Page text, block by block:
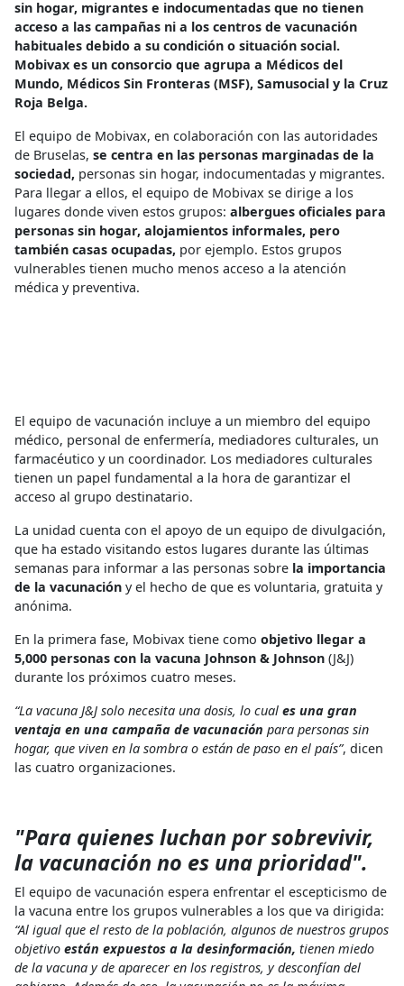
sin hogar, migrantes e indocumentadas que no tienen
acceso a las campañas ni a los centros de vacunación
habituales debido a su condición o situación social.
Mobivax es un consorcio que agrupa a Médicos del
Mundo, Médicos Sin Fronteras (MSF), Samusocial y la Cruz
Roja Belga.
El equipo de Mobivax, en colaboración con las autoridades
de Bruselas, se centra en las personas marginadas de la
sociedad, personas sin hogar, indocumentadas y migrantes.
Para llegar a ellos, el equipo de Mobivax se dirige a los
lugares donde viven estos grupos: albergues oficiales para
personas sin hogar, alojamientos informales, pero
también casas ocupadas, por ejemplo. Estos grupos
vulnerables tienen mucho menos acceso a la atención
médica y preventiva.
El equipo de vacunación incluye a un miembro del equipo
médico, personal de enfermería, mediadores culturales, un
farmacéutico y un coordinador. Los mediadores culturales
tienen un papel fundamental a la hora de garantizar el
acceso al grupo destinatario.
La unidad cuenta con el apoyo de un equipo de divulgación,
que ha estado visitando estos lugares durante las últimas
semanas para informar a las personas sobre la importancia
de la vacunación y el hecho de que es voluntaria, gratuita y
anónima.
En la primera fase, Mobivax tiene como objetivo llegar a
5,000 personas con la vacuna Johnson & Johnson (J&J)
durante los próximos cuatro meses.
“La vacuna J&J solo necesita una dosis, lo cual es una gran
ventaja en una campaña de vacunación para personas sin
hogar, que viven en la sombra o están de paso en el país”, dicen
las cuatro organizaciones.
"Para quienes luchan por sobrevivir,
la vacunación no es una prioridad".
El equipo de vacunación espera enfrentar el escepticismo de
la vacuna entre los grupos vulnerables a los que va dirigida:
“Al igual que el resto de la población, algunos de nuestros grupos
objetivo están expuestos a la desinformación, tienen miedo
de la vacuna y de aparecer en los registros, y desconfían del